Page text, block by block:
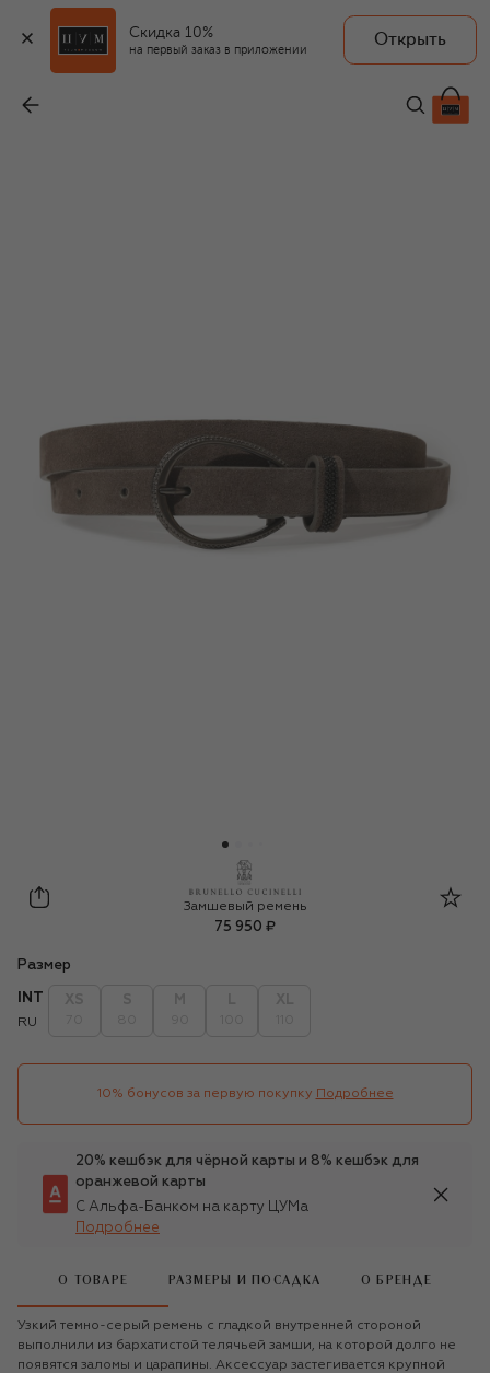
Скидка 10%
на первый заказ в приложении
Открыть
75 950 ₽
Brunello Cucinelli
Замшевый ремень
75 950 ₽
Размер
INT
RU
10% бонусов за первую покупку Подробнее
20% кешбэк для чёрной карты и 8% кешбэк для
оранжевой карты
С Альфа-Банком на карту ЦУМа
Подробнее
О ТОВАРЕ РАЗМЕРЫ И ПОСАДКА О БРЕНДЕ
Узкий темно-серый ремень с гладкой внутренней стороной
выполнили из бархатистой телячьей замши, на которой долго не
появятся заломы и царапины. Аксессуар застегивается крупной